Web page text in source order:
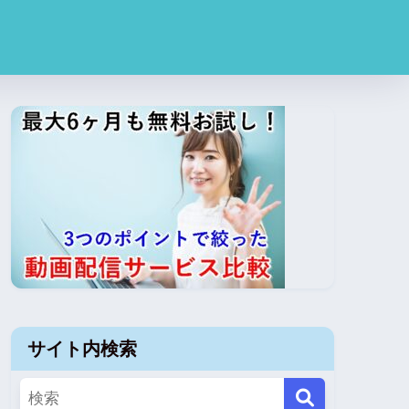
サイト内検索